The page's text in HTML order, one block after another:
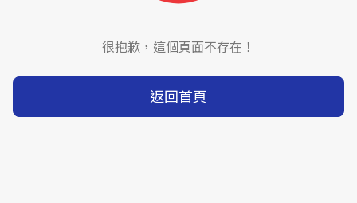
很抱歉，這個頁面不存在！
返回首頁